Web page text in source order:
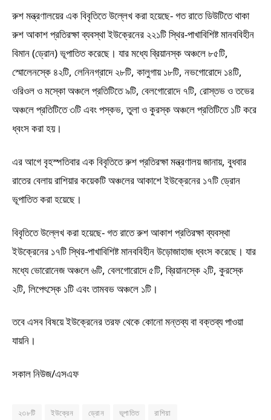
রুশ মন্ত্রণালয়ের এক বিবৃতিতে উল্লেখ করা হয়েছে- গত রাতে ডিউটিতে থাকা
রুশ আকাশ প্রতিরক্ষা ব্যবস্থা ইউক্রেনের ২২১টি স্থির-পাখাবিশিষ্ট মানববিহীন
বিমান (ড্রোন) ভূপাতিত করেছে। যার মধ্যে ব্রিয়ানস্ক অঞ্চলে ৮৫টি,
স্মোলেনস্কে ৪২টি, লেনিনগ্রাদে ২৮টি, কালুগায় ১৮টি, নভগোরোদে ১৪টি,
ওরিওল ও মস্কো অঞ্চলে প্রতিটিতে ৯টি, বেলগোরোদে ৭টি, রোস্তভ ও তভের
অঞ্চলে প্রতিটিতে ৩টি এবং পস্কভ, তুলা ও কুরস্ক অঞ্চলে প্রতিটিতে ১টি করে
ধ্বংস করা হয়।
এর আগে বৃহস্পতিবার এক বিবৃতিতে রুশ প্রতিরক্ষা মন্ত্রণালয় জানায়, বুধবার
রাতের বেলায় রাশিয়ার কয়েকটি অঞ্চলের আকাশে ইউক্রেনের ১৭টি ড্রোন
ভূপাতিত করা হয়েছে।
বিবৃতিতে উল্লেখ করা হয়েছে- গত রাতে রুশ আকাশ প্রতিরক্ষা ব্যবস্থা
ইউক্রেনের ১৭টি স্থির-পাখাবিশিষ্ট মানববিহীন উড়োজাহাজ ধ্বংস করেছে। যার
মধ্যে ভোরোনেজ অঞ্চলে ৬টি, বেলগোরোদে ৫টি, ব্রিয়ানস্কে ২টি, কুরস্কে
২টি, লিপেৎস্কে ১টি এবং তামবভ অঞ্চলে ১টি।
তবে এসব বিষয়ে ইউক্রেনের তরফ থেকে কোনো মন্তব্য বা বক্তব্য পাওয়া
যায়নি।
সকাল নিউজ/এসএফ
২৩৮টি ইউক্রেন ড্রোন ভূপাতিত রাশিয়া